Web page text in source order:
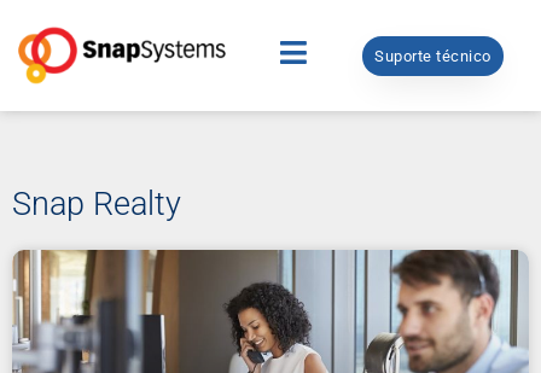
Suporte técnico
Snap Realty